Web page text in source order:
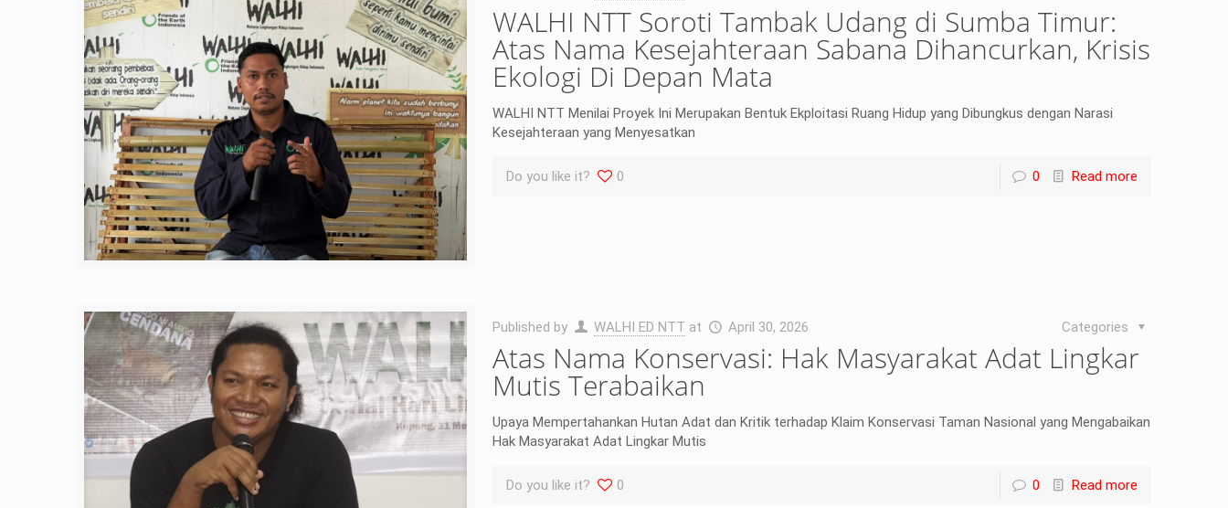
WALHI NTT Soroti Tambak Udang di Sumba Timur:
Atas Nama Kesejahteraan Sabana Dihancurkan, Krisis
Ekologi Di Depan Mata
WALHI NTT Menilai Proyek Ini Merupakan Bentuk Ekploitasi Ruang Hidup yang Dibungkus dengan Narasi
Kesejahteraan yang Menyesatkan
Do you like it? 0 0 Read more
Published by WALHI ED NTT at April 30, 2026 Categories
Atas Nama Konservasi: Hak Masyarakat Adat Lingkar
Mutis Terabaikan
Upaya Mempertahankan Hutan Adat dan Kritik terhadap Klaim Konservasi Taman Nasional yang Mengabaikan
Hak Masyarakat Adat Lingkar Mutis
Do you like it? 0 0 Read more